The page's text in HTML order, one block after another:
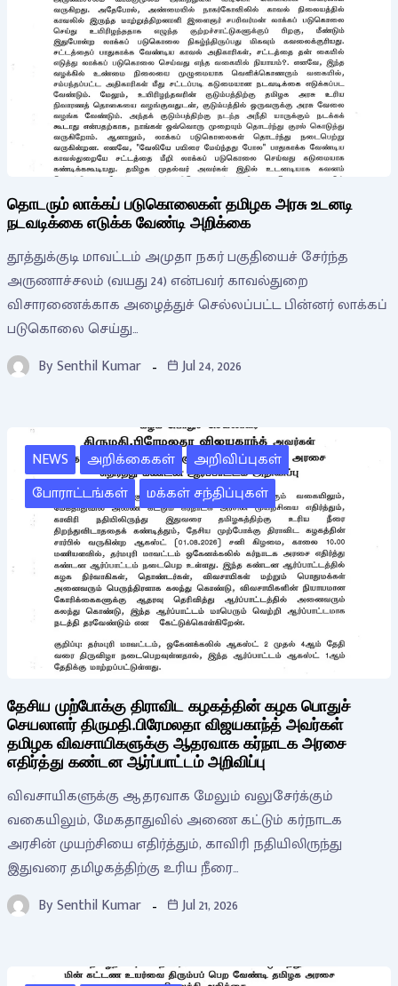
தொடரும் லாக்கப் படுகொலைகள் தமிழக அரசு உடனடி
நடவடிக்கை எடுக்க வேண்டி அறிக்கை
தூத்துக்குடி மாவட்டம் அமுதா நகர் பகுதியைச் சேர்ந்த
அருணாச்சலம் (வயது 24) என்பவர் காவல்துறை
விசாரணைக்காக அழைத்துச் செல்லப்பட்ட பின்னர் லாக்கப்
படுகொலை செய்து…
BySenthil Kumar Jul 24, 2026
NEWS அறிக்கைகள்
அறிவிப்புகள்
போராட்டங்கள்
மக்கள் சந்திப்புகள்
தேசிய முற்போக்கு திராவிட கழகத்தின் கழக பொதுச்
செயலாளர் திருமதி.பிரேமலதா விஜயகாந்த் அவர்கள்
தமிழக விவசாயிகளுக்கு ஆதரவாக கர்நாடக அரசை
எதிர்த்து கண்டன ஆர்ப்பாட்டம் அறிவிப்பு
விவசாயிகளுக்கு ஆதரவாக மேலும் வலுசேர்க்கும்
வகையிலும், மேகதாதுவில் அணை கட்டும் கர்நாடக
அரசின் முயற்சியை எதிர்த்தும், காவிரி நதியிலிருந்து
இதுவரை தமிழகத்திற்கு உரிய நீரை…
BySenthil Kumar Jul 21, 2026